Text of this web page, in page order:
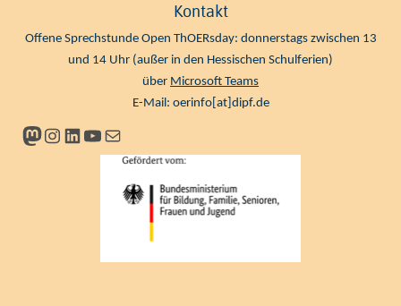
Kontakt
Offene Sprechstunde Open ThOERsday: donnerstags zwischen 13
und 14 Uhr (außer in den Hessischen Schulferien)
über Microsoft Teams
E-Mail: oerinfo[at]dipf.de
Mastodon
Instagram
LinkedIn
YouTube
Newsletter